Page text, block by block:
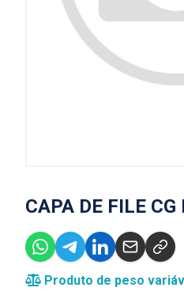
CAPA DE FILE CG
Produto de peso